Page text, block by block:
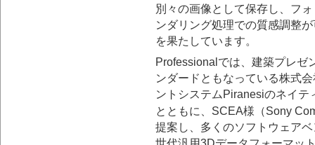
別々の画像として保存し、フ
ンダリング処理での質感調整
を果たしています。
Professionalでは、建築プレゼ
ンダードともなっている株式
ントシステムPiranesiのネイテ
とともに、SCEA様（Sony
提案し、多くのソフトウェア